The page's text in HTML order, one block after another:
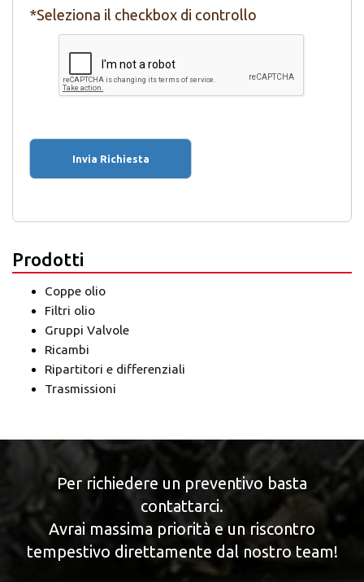
*Seleziona il checkbox di controllo
Prodotti
Coppe olio
Filtri olio
Gruppi Valvole
Ricambi
Ripartitori e differenziali
Trasmissioni
Per richiedere un preventivo basta
contattarci.
Avrai massima priorità e un riscontro
tempestivo direttamente dal nostro team!